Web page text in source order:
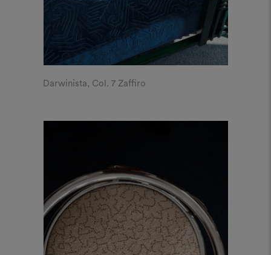
Darwinista, Col. 7 Zaffiro